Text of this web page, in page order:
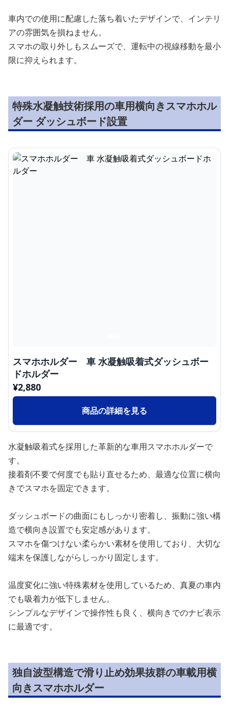
車内での使用に配慮した落ち着いたデザインで、インテリ
アの雰囲気を損ねません。
スマホの取り外しもスムーズで、運転中の視線移動を最小
限に抑えられます。
特殊水凝触技術採用の車用横向きスマホホル
ダー ダッシュボード設置
スマホホルダー 車 水凝触吸着式ダッシュボー
ドホルダー
¥2,880
商品の詳細を見る
水凝触吸着式を採用した革新的な車用スマホホルダーで
す。
接着剤不要で何度でも貼り直せるため、最適な位置に横向
きでスマホを固定できます。
ダッシュボードの曲面にもしっかり密着し、振動に強い構
造で横向き設置でも安定感があります。
スマホを傷つけない柔らかい素材を使用しており、大切な
端末を保護しながらしっかり固定します。
温度変化に強い特殊素材を使用しているため、真夏の車内
でも吸着力が低下しません。
シンプルなデザインで操作性も良く、横向きでのナビ表示
に最適です。
独自波型構造で滑り止め効果抜群の車載用横
向きスマホホルダー